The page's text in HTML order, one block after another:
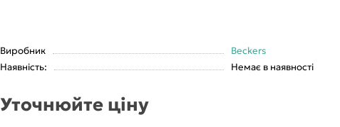
Виробник
Beckers
Наявність:
Немає в наявності
Уточнюйте ціну